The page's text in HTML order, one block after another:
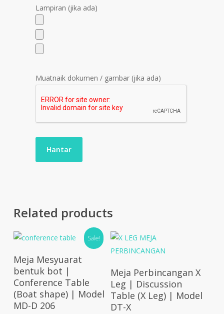
Lampiran (jika ada)
Muatnaik dokumen / gambar (jika ada)
Related products
Sale!
Add To Cart
Meja Mesyuarat
bentuk bot |
Conference Table
(Boat shape) | Model
MD-D 206
Add To Cart
Meja Perbincangan X
Leg | Discussion
Table (X Leg) | Model
DT-X